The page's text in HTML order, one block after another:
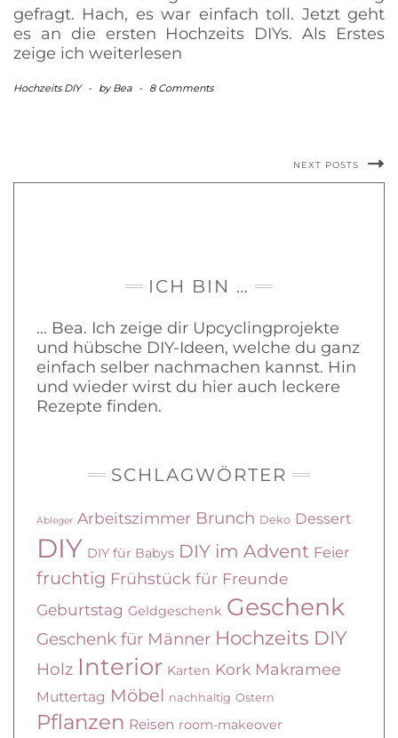
gefragt. Hach, es war einfach toll. Jetzt geht
es an die ersten Hochzeits DIYs. Als Erstes
zeige ich weiterlesen
Hochzeits DIY - byBea - 8 Comments
NEXT POSTS
ICH BIN …
… Bea. Ich zeige dir Upcyclingprojekte
und hübsche DIY-Ideen, welche du ganz
einfach selber nachmachen kannst. Hin
und wieder wirst du hier auch leckere
Rezepte finden.
SCHLAGWÖRTER
Ableger Arbeitszimmer Brunch Deko Dessert
DIY DIY für Babys DIY im Advent Feier
fruchtig Frühstück für Freunde
Geburtstag Geldgeschenk Geschenk
Geschenk für Männer Hochzeits DIY
Holz Interior Karten Kork Makramee
Muttertag Möbel nachhaltig Ostern
Pflanzen Reisen room-makeover